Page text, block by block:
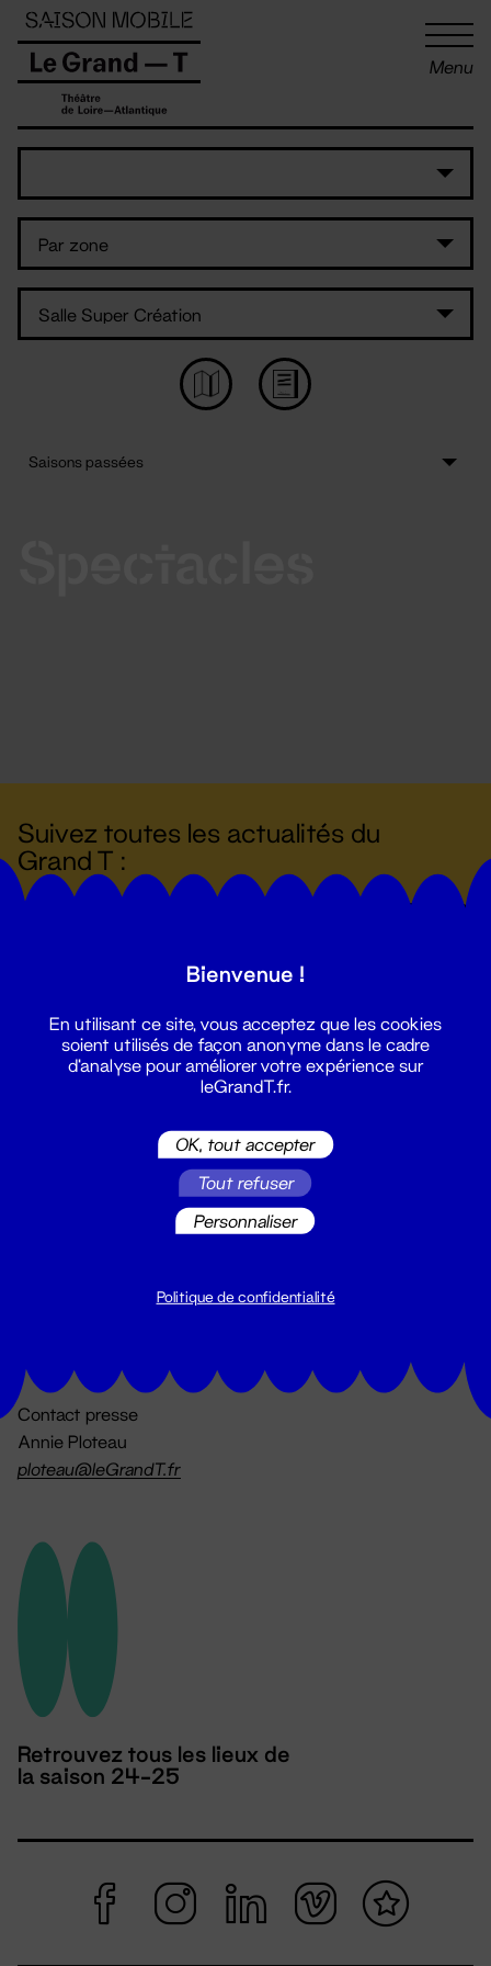
Menu
Suivez toutes les actualités du
Grand T :
billetterie@leGrandT.fr
Du lundi au vendredi 14h → 18h
Contact presse
Annie Ploteau
ploteau@leGrandT.fr
Retrouvez tous les lieux de
la saison 24-25
Panneau de gestion des cookies
Bienvenue !
En utilisant ce site, vous acceptez que les cookies
soient utilisés de façon anonyme dans le cadre
d'analyse pour améliorer votre expérience sur
leGrandT.fr.
OK, tout accepter
Tout refuser
Personnaliser
Politique de confidentialité